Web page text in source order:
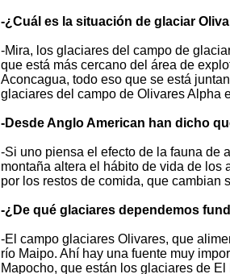
-¿Cuál es la situación de glaciar
-Mira, los glaciares del campo de
que está más cercano del área de
Aconcagua, todo eso que se está
glaciares del campo de Olivares Alpha
-Desde Anglo American han dicho
-Si uno piensa el efecto de la fauna de
montaña altera el hábito de vida de los
por los restos de comida, que cambian
-¿De qué glaciares dependemos
-El campo glaciares Olivares, que
río Maipo. Ahí hay una fuente muy
Mapocho, que están los glaciares de